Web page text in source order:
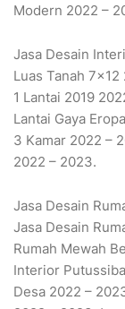
Modern 2022 –
Jasa Desain
Luas Tanah
1 Lantai 2019
Lantai Gaya
3 Kamar 2022 –
2022 – 2023.
Jasa Desain
Jasa Desain
Rumah Mewah
Interior
Desa 2022 –